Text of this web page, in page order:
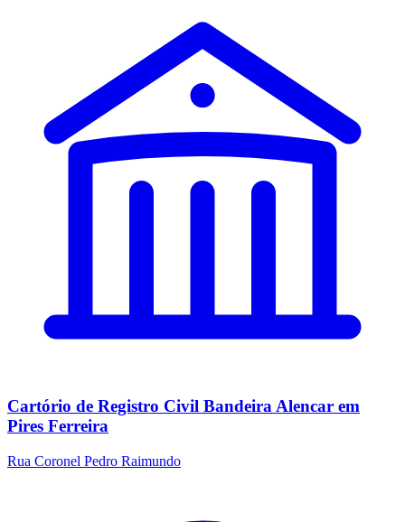
Cartório de Registro Civil Bandeira Alencar em
Pires Ferreira
Rua Coronel Pedro Raimundo